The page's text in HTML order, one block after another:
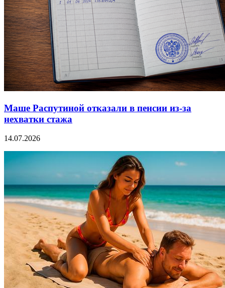
Маше Распутиной отказали в пенсии из-за
нехватки стажа
14.07.2026